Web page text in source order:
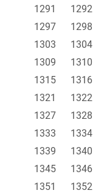
1291
1292
1297
1298
1303
1304
1309
1310
1315
1316
1321
1322
1327
1328
1333
1334
1339
1340
1345
1346
1351
1352